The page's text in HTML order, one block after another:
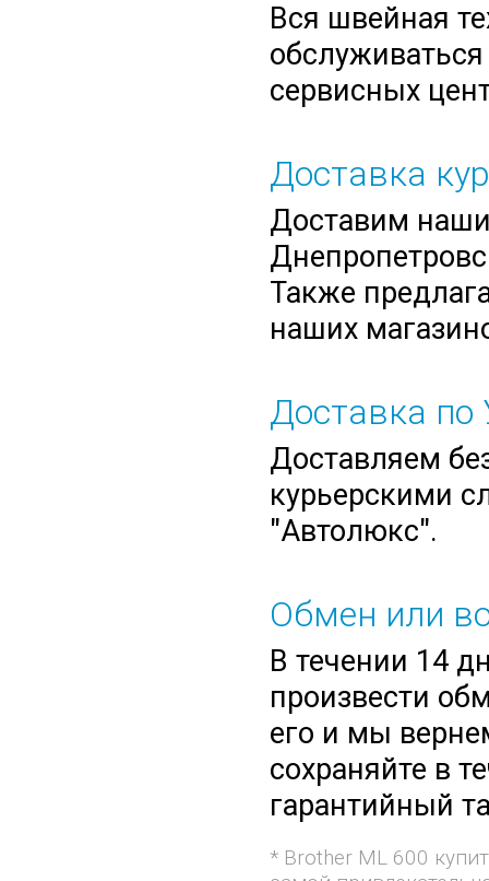
Вся швейная
сервисных
Доставка
Доставим
Также
наших
Доставка по
Доставляем
курьерскими
"Автолюкс".
Обмен или
В течении 14
произвести
его и мы
сохраняйте в
гарантийный
* Brother ML 600